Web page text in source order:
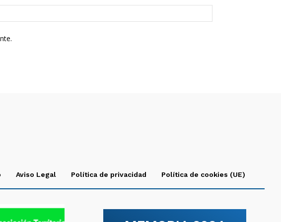
Aviso Legal Política de privacidad Política de cookies (UE)